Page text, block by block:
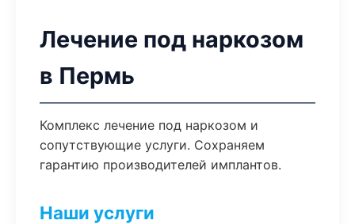
Лечение под наркозом
в Пермь
Комплекс лечение под наркозом и
сопутствующие услуги. Сохраняем
гарантию производителей имплантов.
Наши услуги